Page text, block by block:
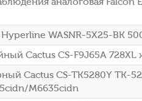
WASNR-5X25-BK
Cactus CS-F9J65A
Cactus CS-TK5280Y TK-
M6635cidn